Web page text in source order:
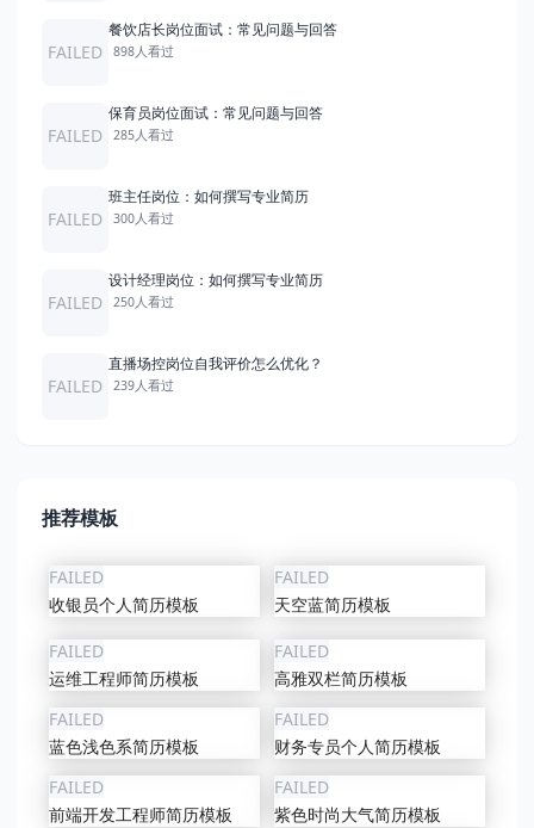
FAILED
餐饮店长岗位面试：常见问题与回答
898人看过
FAILED
保育员岗位面试：常见问题与回答
285人看过
FAILED
班主任岗位：如何撰写专业简历
300人看过
FAILED
设计经理岗位：如何撰写专业简历
250人看过
FAILED
直播场控岗位自我评价怎么优化？
239人看过
推荐模板
FAILED
收银员个人简历模板
FAILED
天空蓝简历模板
FAILED
运维工程师简历模板
FAILED
高雅双栏简历模板
FAILED
蓝色浅色系简历模板
FAILED
财务专员个人简历模板
FAILED
前端开发工程师简历模板
FAILED
紫色时尚大气简历模板